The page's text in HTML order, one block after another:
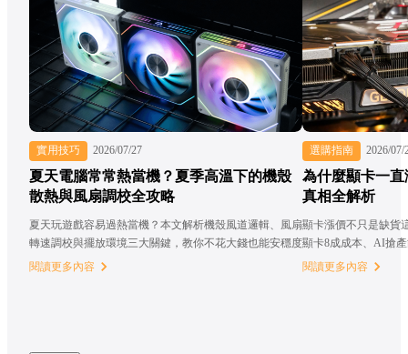
實用技巧 2026/07/27
夏天電腦常常熱當機？夏季高溫下的機殼
散熱與風扇調校全攻略
夏天玩遊戲容易過熱當機？本文解析機殼風道邏輯、風扇
轉速調校與擺放環境三大關鍵，教你不花大錢也能安穩度
過整個夏天！
閱讀更多內容
選購指南 2026/07/
為什麼顯卡一
真相全解析
顯卡漲價不只是缺貨
顯卡8成成本、AI搶
閱讀更多內容